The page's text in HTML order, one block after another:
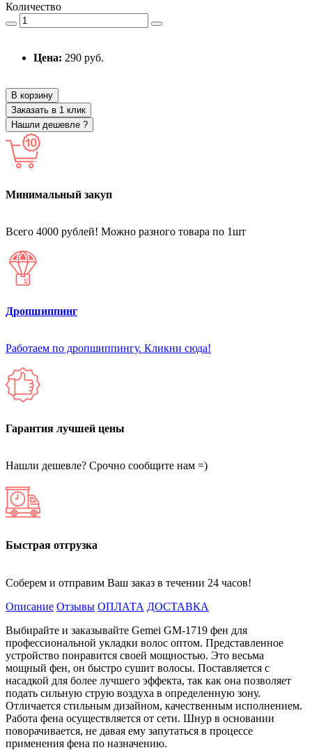
Количество
Цена: 290 руб.
В корзину
Заказать в 1 клик
Нашли дешевле ?
Минимальный закуп
Всего 4000 рублей! Можно разного товара по 1шт
Дропшиппинг
Работаем по дропшиппингу. Кликни сюда!
Гарантия лучшей цены
Нашли дешевле? Срочно сообщите нам =)
Быстрая отгрузка
Соберем и отправим Ваш заказ в течении 24 часов!
Описание Отзывы ОПЛАТА ДОСТАВКА
Выбирайте и заказывайте Gemei GM-1719 фен для
профессиональной укладки волос оптом. Представленное
устройство понравится своей мощностью. Это весьма
мощный фен, он быстро сушит волосы. Поставляется с
насадкой для более лучшего эффекта, так как она позволяет
подать сильную струю воздуха в определенную зону.
Отличается стильным дизайном, качественным исполнением.
Работа фена осуществляется от сети. Шнур в основании
поворачивается, не давая ему запутаться в процессе
применения фена по назначению.